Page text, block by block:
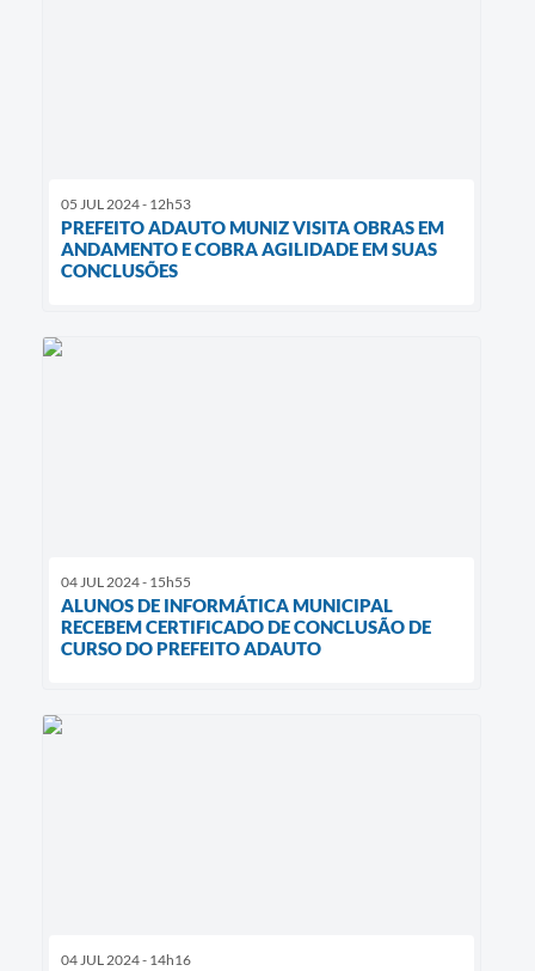
05 JUL 2024 - 12h53
PREFEITO ADAUTO MUNIZ VISITA OBRAS EM
ANDAMENTO E COBRA AGILIDADE EM SUAS
CONCLUSÕES
04 JUL 2024 - 15h55
ALUNOS DE INFORMÁTICA MUNICIPAL
RECEBEM CERTIFICADO DE CONCLUSÃO DE
CURSO DO PREFEITO ADAUTO
04 JUL 2024 - 14h16